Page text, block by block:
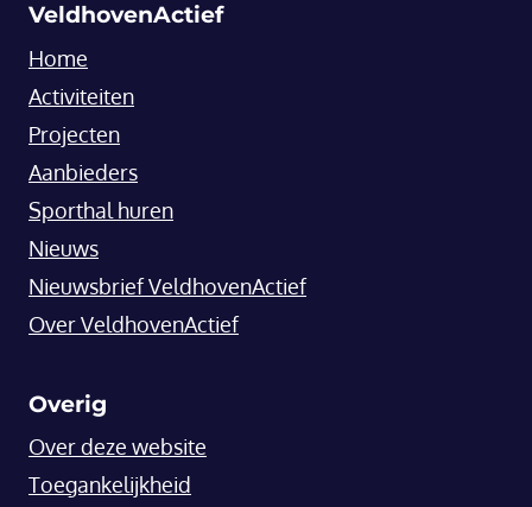
VeldhovenActief
Home
Activiteiten
Projecten
Aanbieders
Sporthal huren
Nieuws
Nieuwsbrief VeldhovenActief
Over VeldhovenActief
Overig
Over deze website
Toegankelijkheid